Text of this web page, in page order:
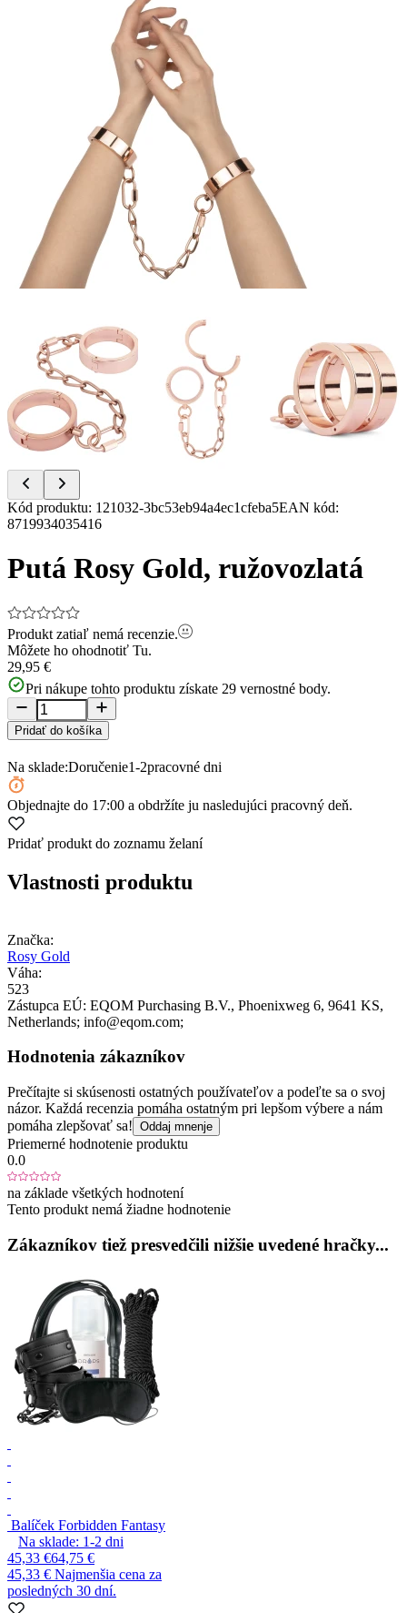
Item
1
9
Kód produktu: 121032-3bc53eb94a4ec1cfeba5EAN kód:
8719934035416
Putá Rosy Gold, ružovozlatá
Produkt zatiaľ nemá recenzie.
Môžete ho ohodnotiť Tu.
29,95 €
Pri nákupe tohto produktu získate 29 vernostné body.
Pridať do košíka
Na sklade:Doručenie1-2pracovné dni
Objednajte do 17:00 a obdržíte ju nasledujúci pracovný deň.
Pridať produkt do zoznamu želaní
Vlastnosti produktu
Značka:
Rosy Gold
Váha:
523
Zástupca EÚ: EQOM Purchasing B.V., Phoenixweg 6, 9641 KS,
Netherlands; info@eqom.com;
Hodnotenia zákazníkov
Prečítajte si skúsenosti ostatných používateľov a podeľte sa o svoj
názor. Každá recenzia pomáha ostatným pri lepšom výbere a nám
pomáha zlepšovať sa! Oddaj mnenje
Priemerné hodnotenie produktu
0.0
na základe všetkých hodnotení
Tento produkt nemá žiadne hodnotenie
Zákazníkov tiež presvedčili nižšie uvedené hračky...
Balíček Forbidden Fantasy
Na sklade: 1-2 dni
45,33 €64,75 €
45,33 € Najmenšia cena za
posledných 30 dní.